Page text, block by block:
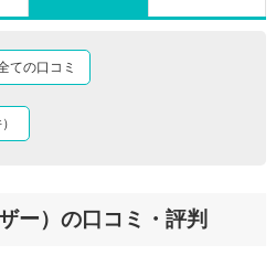
ての口コミ
ー）の口コミ・評判